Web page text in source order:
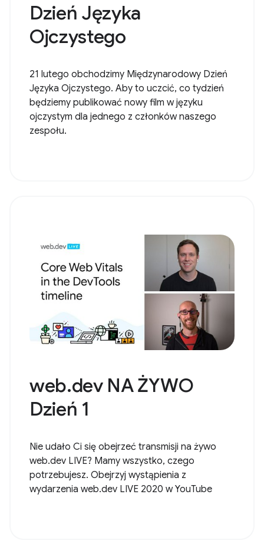
Dzień Języka
Ojczystego
21 lutego obchodzimy Międzynarodowy Dzień
Języka Ojczystego. Aby to uczcić, co tydzień
będziemy publikować nowy film w języku
ojczystym dla jednego z członków naszego
zespołu.
web.dev NA ŻYWO
Dzień 1
Nie udało Ci się obejrzeć transmisji na żywo
web.dev LIVE? Mamy wszystko, czego
potrzebujesz. Obejrzyj wystąpienia z
wydarzenia web.dev LIVE 2020 w YouTube